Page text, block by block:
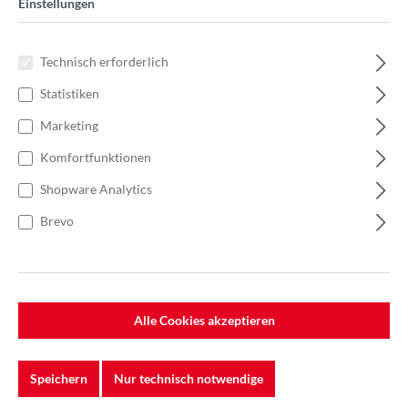
92,02 €* % 141,57 €*(35% gespart)
Einheit:1 Stück
Preise exkl. MwSt. zzgl. Versandkosten
Technisch erforderlich
Statistiken
Marketing
Komfortfunktionen
Shopware Analytics
Brevo
Alle Cookies akzeptieren
Speichern Nur technisch notwendige